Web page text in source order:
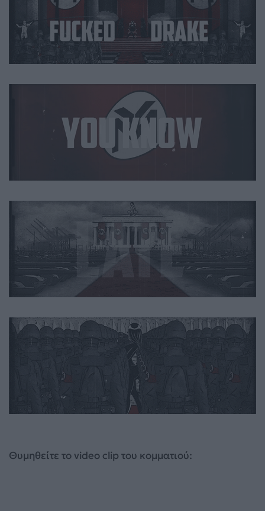
Θυμηθείτε το video clip του κομματιού: